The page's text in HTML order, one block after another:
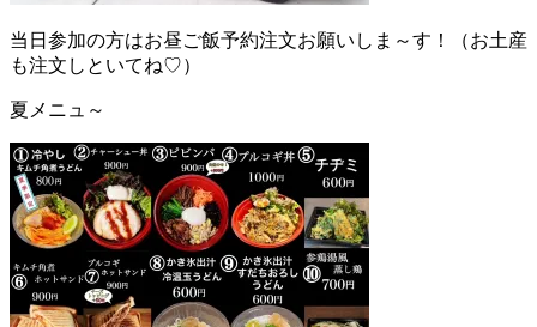
当日参加の方はお昼ご飯予約注文お願いしま～す！（お土産
も注文しといてね♡）
夏メニュ～